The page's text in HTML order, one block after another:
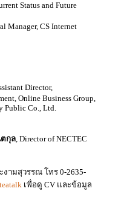
Status and Future
Manager, CS Internet
Director,
Online Business Group,
Public Co., Ltd.
กุล, Director of NECTEC
ามสุวรรณ โทร 0-2635-
เพื่อดู CV และข้อมูล